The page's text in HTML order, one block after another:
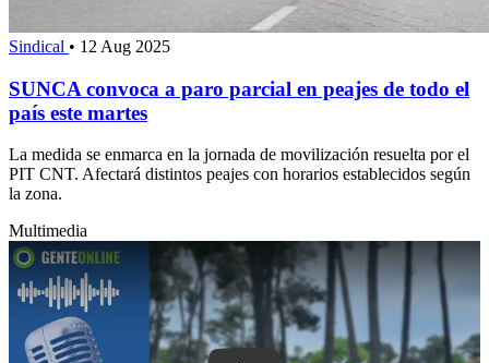
Sindical • 12 Aug 2025
SUNCA convoca a paro parcial en peajes de todo el
país este martes
La medida se enmarca en la jornada de movilización resuelta por el
PIT CNT. Afectará distintos peajes con horarios establecidos según
la zona.
Multimedia